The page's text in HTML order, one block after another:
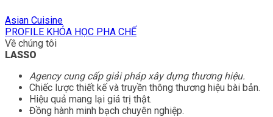
Asian Cuisine
PROFILE KHÓA HỌC PHA CHẾ
Về chúng tôi
LASSO
Agency cung cấp giải pháp xây dựng thương hiệu.
Chiếc lược thiết kế và truyền thông thương hiệu bài bản.
Hiệu quả mang lại giá trị thật.
Đồng hành minh bạch chuyên nghiệp.